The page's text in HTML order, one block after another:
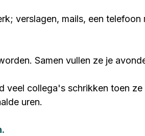
verslagen, mails, een
Samen vullen ze je
veel collega's schrikken toen
uren.